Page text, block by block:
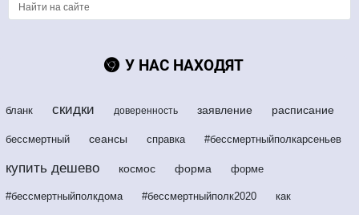
У НАС НАХОДЯТ
бланк скидки доверенность заявление расписание
бессмертный сеансы справка #бессмертныйполкарсеньев
купить дешево космос форма форме
#бессмертныйполкдома #бессмертныйполк2020 как